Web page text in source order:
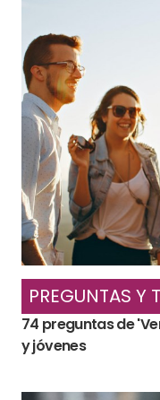
PREGUNTAS Y
74 preguntas de
y jóvenes